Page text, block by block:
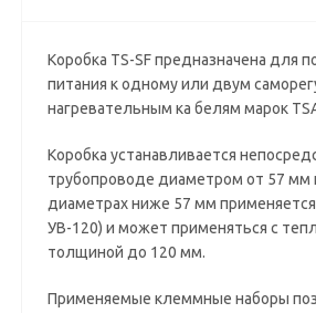
Коробка TS-SF предназначена для
питания к одному или двум
нагревательным ка белям марок
Коробка устанавливается
трубопроводе диаметром от 57 мм
диаметрах ниже 57 мм
УВ-120) и может применяться с
толщиной до 120 мм.
Применяемые клеммные наборы